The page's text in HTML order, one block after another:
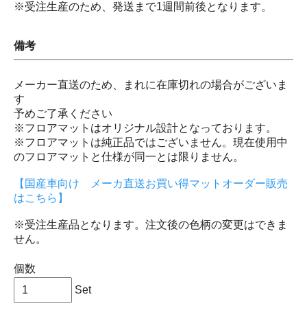
※受注生産のため、発送まで1週間前後となります。
備考
メーカー直送のため、まれに在庫切れの場合がございま
す
予めご了承ください
※フロアマットはオリジナル設計となっております。
※フロアマットは純正品ではございません。現在使用中
のフロアマットと仕様が同一とは限りません。
【国産車向け メーカ直送お買い得マットオーダー販売
はこちら】
※受注生産品となります。注文後の色柄の変更はできま
せん。
個数
Set